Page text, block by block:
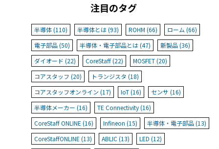
注目のタグ
半導体 (110) 半導体とは (93) ROHM (66)
ローム (66)
電子部品 (50)
半導体・電子部品とは (47)
新製品 (36)
ダイオード (22)
CoreStaff (22)
MOSFET (20)
コアスタッフ (20)
トランジスタ (18)
コアスタッフオンライン (17)
IoT (16)
センサ (16)
半導体メーカー (16)
TE Connectivity (16)
CoreStaff ONLINE (16)
Infineon (15)
半導体・電子部品 (13)
CoreStaffONLINE (13)
ABLIC (13)
LED (12)